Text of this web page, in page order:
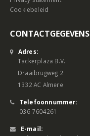
Cookiebeleid
CONTACTGEGEVENS
Adres:
Tackerplaza B.V.
Draaibrugweg 2
1332 AC Almere
Telefoonnummer:
036-7604261
E-mail: